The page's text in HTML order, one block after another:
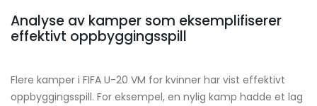
Analyse av kamper som eksemplifiserer
effektivt oppbyggingsspill
Flere kamper i FIFA U-20 VM for kvinner har vist effektivt
oppbyggingsspill. For eksempel, en nylig kamp hadde et lag